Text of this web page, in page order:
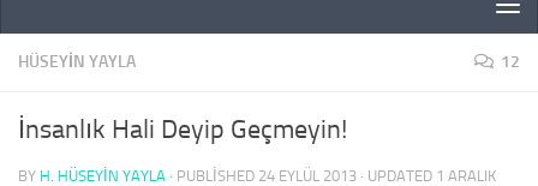
HÜSEYIN YAYLA 12
İnsanlık Hali Deyip Geçmeyin!
BY H. HÜSEYIN YAYLA · PUBLISHED 24 EYLÜL 2013 · UPDATED 1 ARALIK